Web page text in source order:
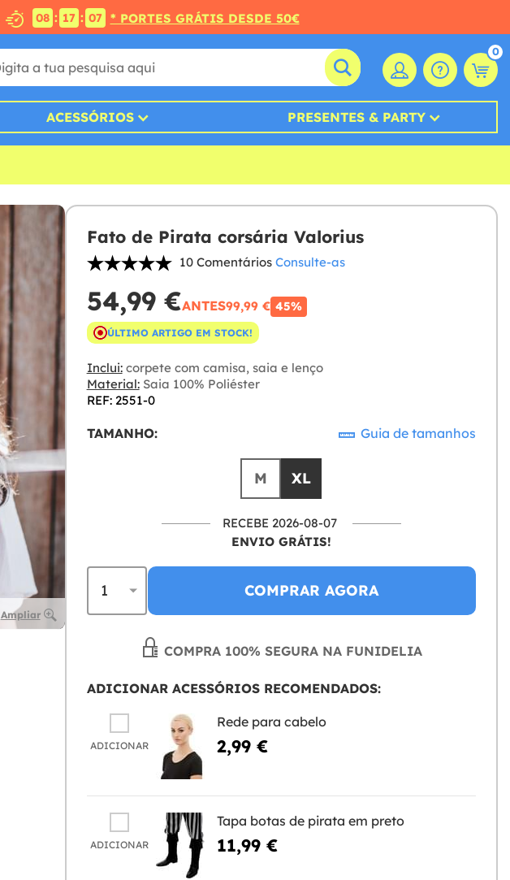
08 : 17 : 05 * PORTES GRÁTIS DESDE 50€
0
ACESSÓRIOS PRESENTES & PARTY
Ampliar
Fato de Pirata corsária Valorius
10 Comentários Consulte-as
54,99 €ANTES99,99 € 45%
ÚLTIMO ARTIGO EM STOCK!
Inclui:corpete com camisa, saia e lenço
Material:Saia 100% Poliéster
REF: 2551-0
TAMANHO: Guia de tamanhos
M XL
RECEBE 2026-08-07
ENVIO GRÁTIS!
COMPRAR AGORA
COMPRA 100% SEGURA NA FUNIDELIA
ADICIONAR ACESSÓRIOS RECOMENDADOS:
ADICIONAR
Rede para cabelo
2,99 €
ADICIONAR
Tapa botas de pirata em preto
11,99 €